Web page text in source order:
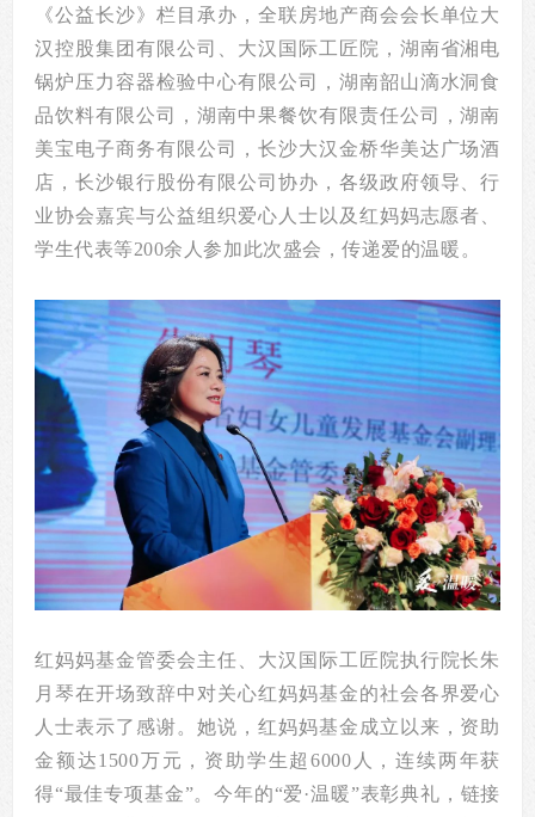
《公益长沙》栏目承办，全联房地产商会会长单位大
汉控股集团有限公司、大汉国际工匠院，湖南省湘电
锅炉压力容器检验中心有限公司，湖南韶山滴水洞食
品饮料有限公司，湖南中果餐饮有限责任公司，湖南
美宝电子商务有限公司，长沙大汉金桥华美达广场酒
店，长沙银行股份有限公司协办，各级政府领导、行
业协会嘉宾与公益组织爱心人士 以及红妈妈志愿者
学生代表等200余人参加此次盛会，传递爱的温暖。
红妈妈基金管委会主任、大汉国际工匠院执行院长朱
月琴在开场致辞中对关心红妈妈基金的社会各界爱心
人士表示了感谢。她说，红妈妈基金成立以来，资助
金额达1500万元，资助学生超6000人，连续两年获
得“最佳专项基金”。今年的“爱·温暖”表彰典礼，链接